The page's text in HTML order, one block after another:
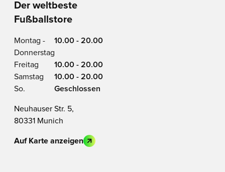
Der weltbeste
Fußballstore
Montag -
Donnerstag
10.00 - 20.00
Freitag
10.00 - 20.00
Samstag
10.00 - 20.00
So.
Geschlossen
Neuhauser Str. 5,
80331 Munich
Auf Karte anzeigen